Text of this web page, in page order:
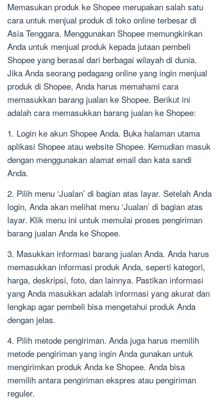
Memasukan produk ke Shopee merupakan salah satu
cara untuk menjual produk di toko online terbesar di
Asia Tenggara. Menggunakan Shopee memungkinkan
Anda untuk menjual produk kepada jutaan pembeli
Shopee yang berasal dari berbagai wilayah di dunia.
Jika Anda seorang pedagang online yang ingin menjual
produk di Shopee, Anda harus memahami cara
memasukkan barang jualan ke Shopee. Berikut ini
adalah cara memasukkan barang jualan ke Shopee:
1. Login ke akun Shopee Anda. Buka halaman utama
aplikasi Shopee atau website Shopee. Kemudian masuk
dengan menggunakan alamat email dan kata sandi
Anda.
2. Pilih menu ‘Jualan’ di bagian atas layar. Setelah Anda
login, Anda akan melihat menu ‘Jualan’ di bagian atas
layar. Klik menu ini untuk memulai proses pengiriman
barang jualan Anda ke Shopee.
3. Masukkan informasi barang jualan Anda. Anda harus
memasukkan informasi produk Anda, seperti kategori,
harga, deskripsi, foto, dan lainnya. Pastikan informasi
yang Anda masukkan adalah informasi yang akurat dan
lengkap agar pembeli bisa mengetahui produk Anda
dengan jelas.
4. Pilih metode pengiriman. Anda juga harus memilih
metode pengiriman yang ingin Anda gunakan untuk
mengirimkan produk Anda ke Shopee. Anda bisa
memilih antara pengiriman ekspres atau pengiriman
reguler.